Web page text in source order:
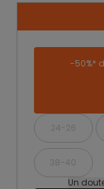
-50%*
24-26
38-40
Un